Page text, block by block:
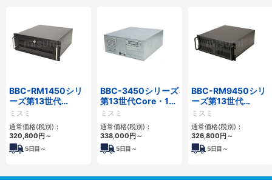
BBC-RM1450シリ
ーズ第13世代
Core・12世代
Celeron対応ラック
マウント4PCIe
ミスミ
通常価格(税別)：
320,800円～
5日目～
BBC-3450シリーズ
第13世代Core・12
世代Celeron対応フ
ロアマウント4PCIe
ミスミ
通常価格(税別)：
338,000円～
5日目～
BBC-RM9450シリ
ーズ第13世代
Core・12世代
Celeron対応ラック
マウント4PCIe
ミスミ
通常価格(税別)：
326,800円～
5日目～